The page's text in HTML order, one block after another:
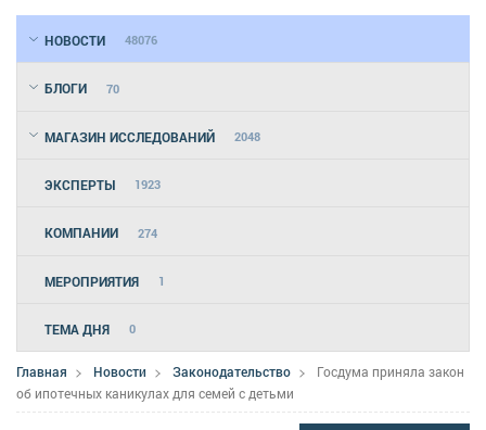
НОВОСТИ 48076
БЛОГИ 70
МАГАЗИН ИССЛЕДОВАНИЙ 2048
ЭКСПЕРТЫ 1923
КОМПАНИИ 274
МЕРОПРИЯТИЯ 1
ТЕМА ДНЯ 0
Главная Новости Законодательство
Госдума приняла закон
об ипотечных каникулах для семей с детьми